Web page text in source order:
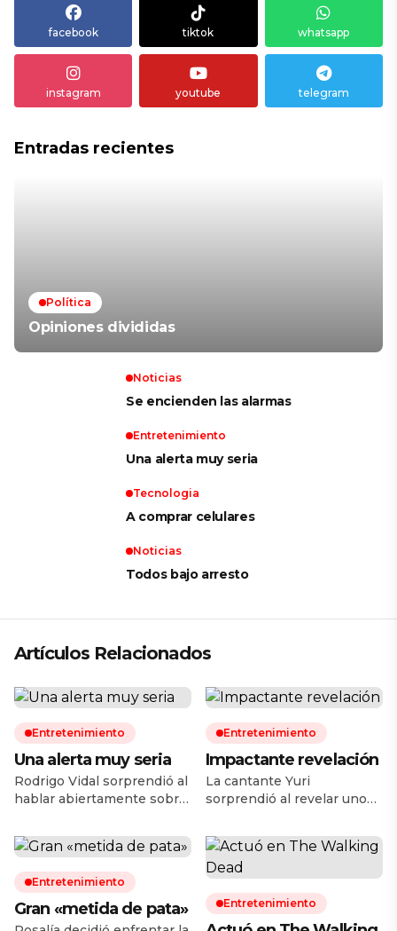
facebook tiktok whatsapp
instagram youtube telegram
Entradas recientes
Política
Opiniones divididas
Noticias
Se encienden las alarmas
Entretenimiento
Una alerta muy seria
Tecnologia
A comprar celulares
Noticias
Todos bajo arresto
Artículos Relacionados
Entretenimiento
Una alerta muy seria
Rodrigo Vidal sorprendió al
hablar abiertamente sobre
difíciles de su vida. El actor
mexicano, quien
recientemente confirmó su
regreso a las telenovelas
después de nueve años
alejado de este género,
Entretenimiento
Impactante revelación
La cantante Yuri
sorprendió al revelar uno
difíciles de su vida personal
y de salud. Durante una
reciente entrevista, la
hace cuatro años fue
diagnosticada con cáncer
Entretenimiento
Gran «metida de pata» Entretenimiento